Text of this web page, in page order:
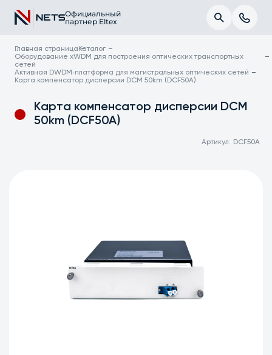
Официальный
партнер Eltex
Главная страница Каталог
Оборудование xWDM для построения оптических транспортных
сетей
Активная DWDM‑платформа для магистральных оптических сетей
Карта компенсатор дисперсии DCM 50km (DCF50A)
Карта компенсатор дисперсии DCM
50km (DCF50A)
Артикул: DCF50A